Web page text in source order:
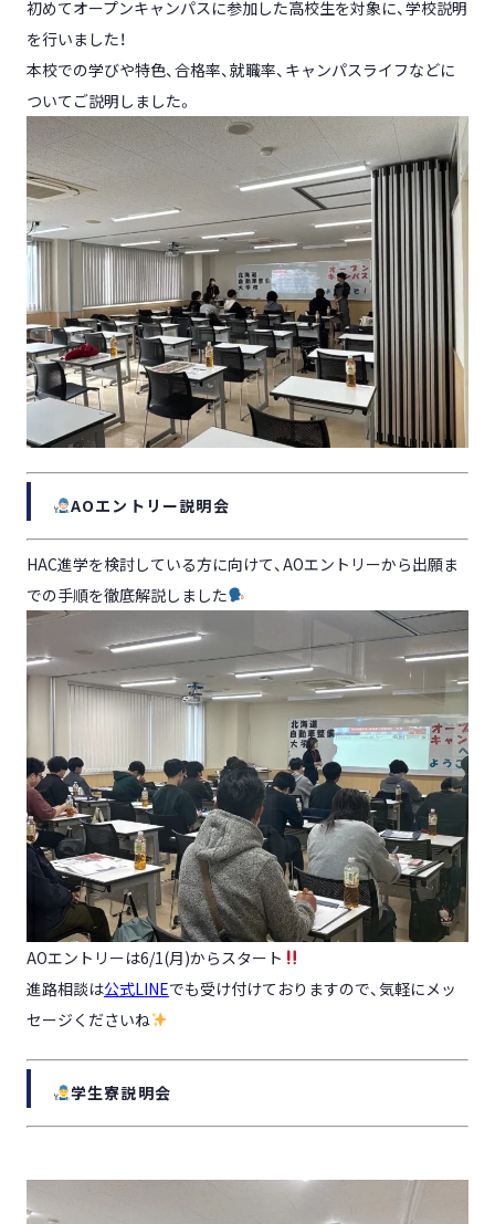
初めてオープンキャンパスに参加した高校生を対象に、学校説明
を行いました！
本校での学びや特色、合格率、就職率、キャンパスライフなどに
ついてご説明しました。
AOエントリー説明会
HAC進学を検討している方に向けて、AOエントリーから出願ま
での手順を徹底解説しました
AOエントリーは6/1(月)からスタート
進路相談は公式LINEでも受け付けておりますので、気軽にメッ
セージくださいね
学生寮説明会